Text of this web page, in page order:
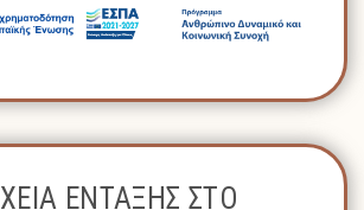
ΕΝΤΑΞΗΣ ΣΤΟ